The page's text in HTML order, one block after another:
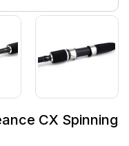
CX Spinning